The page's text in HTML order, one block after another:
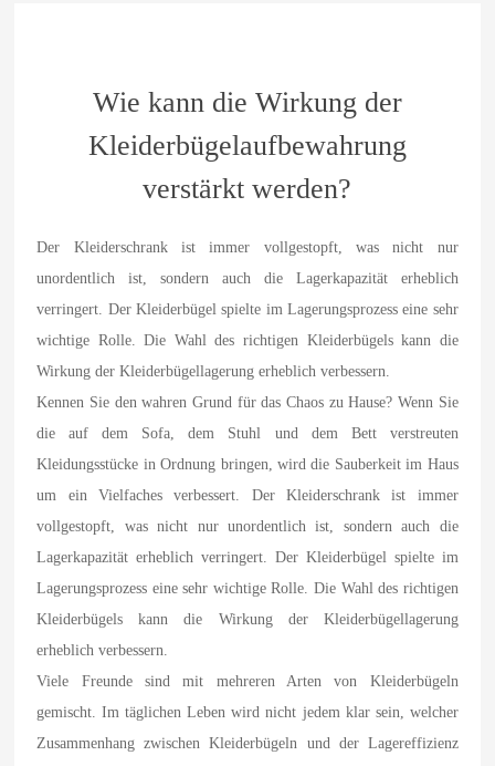
Wie kann die Wirkung der
Kleiderbügelaufbewahrung
verstärkt werden?
Der Kleiderschrank ist immer vollgestopft, was nicht nur
unordentlich ist, sondern auch die Lagerkapazität erheblich
verringert. Der Kleiderbügel spielte im Lagerungsprozess eine sehr
wichtige Rolle. Die Wahl des richtigen Kleiderbügels kann die
Wirkung der Kleiderbügellagerung erheblich verbessern.
Kennen Sie den wahren Grund für das Chaos zu Hause? Wenn Sie
die auf dem Sofa, dem Stuhl und dem Bett verstreuten
Kleidungsstücke in Ordnung bringen, wird die Sauberkeit im Haus
um ein Vielfaches verbessert. Der Kleiderschrank ist immer
vollgestopft, was nicht nur unordentlich ist, sondern auch die
Lagerkapazität erheblich verringert. Der Kleiderbügel spielte im
Lagerungsprozess eine sehr wichtige Rolle. Die Wahl des richtigen
Kleiderbügels kann die Wirkung der Kleiderbügellagerung
erheblich verbessern.
Viele Freunde sind mit mehreren Arten von Kleiderbügeln
gemischt. Im täglichen Leben wird nicht jedem klar sein, welcher
Zusammenhang zwischen Kleiderbügeln und der Lagereffizienz